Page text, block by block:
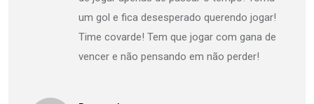
um gol e fica desesperado querendo jogar!
Time covarde! Tem que jogar com gana de
vencer e não pensando em não perder!